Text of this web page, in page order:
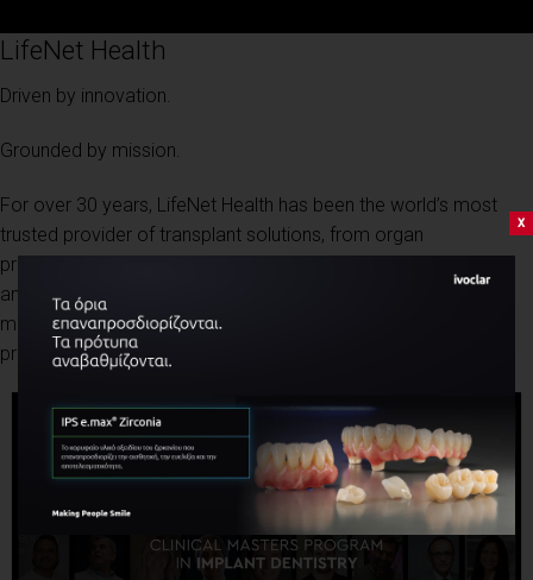
LifeNet Health
Driven by innovation.
Grounded by mission.
For over 30 years, LifeNet Health has been the world’s most
trusted provider of transplant solutions, from organ
procurement to new innovations in bio-implant technologies
and cellular therapies—a leader in the field of regenerative
medicine, while always honoring the donors and healthcare
professionals that allow the healing process.
x